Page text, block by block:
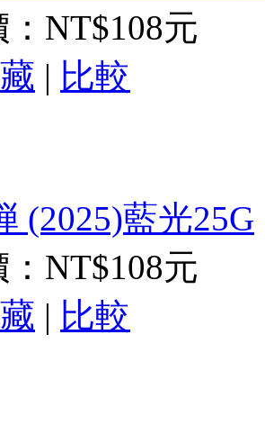
NT$108元
| 比較
(2025)藍光25G
NT$108元
| 比較